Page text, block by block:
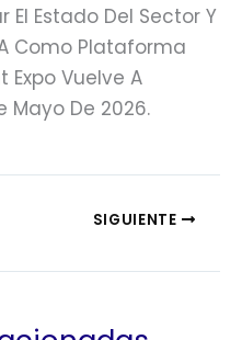
El Estado Del Sector Y
Como Plataforma
Expo Vuelve A
Mayo De 2026.
SIGUIENTE